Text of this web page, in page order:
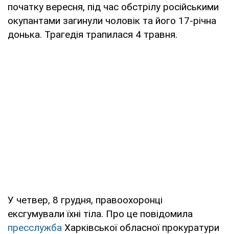
початку вересня, під час обстрілу російськими
окупантами загинули чоловік та його 17-річна
донька. Трагедія трапилася 4 травня.
У четвер, 8 грудня, правоохоронці
ексгумували їхні тіла. Про це повідомила
пресслужба Харківської обласної прокуратури